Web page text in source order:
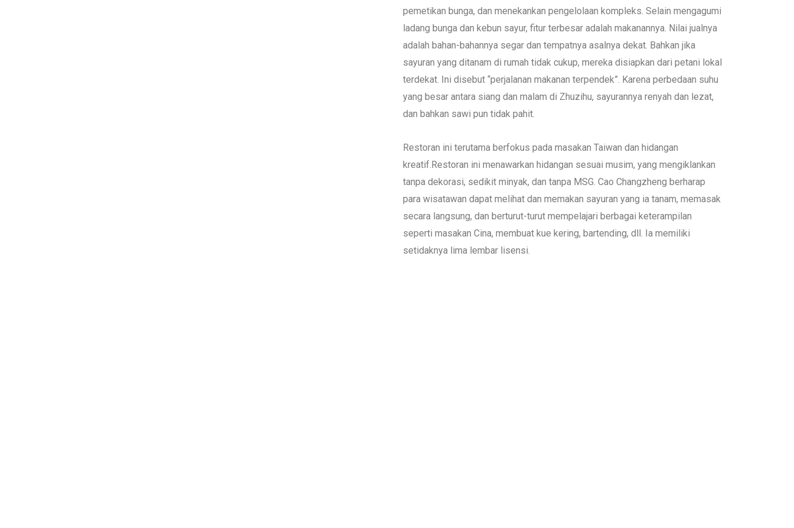
pemetikan bunga, dan menekankan pengelolaan kompleks. Selain mengagumi
ladang bunga dan kebun sayur, fitur terbesar adalah makanannya. Nilai jualnya
adalah bahan-bahannya segar dan tempatnya asalnya dekat. Bahkan jika
sayuran yang ditanam di rumah tidak cukup, mereka disiapkan dari petani lokal
terdekat. Ini disebut “perjalanan makanan terpendek”. Karena perbedaan suhu
yang besar antara siang dan malam di Zhuzihu, sayurannya renyah dan lezat,
dan bahkan sawi pun tidak pahit.
Restoran ini terutama berfokus pada masakan Taiwan dan hidangan
kreatif.Restoran ini menawarkan hidangan sesuai musim, yang mengiklankan
tanpa dekorasi, sedikit minyak, dan tanpa MSG. Cao Changzheng berharap
para wisatawan dapat melihat dan memakan sayuran yang ia tanam, memasak
secara langsung, dan berturut-turut mempelajari berbagai keterampilan
seperti masakan Cina, membuat kue kering, bartending, dll. Ia memiliki
setidaknya lima lembar lisensi.